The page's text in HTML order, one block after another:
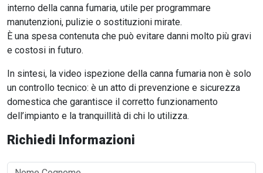
interno della canna fumaria, utile per programmare
manutenzioni, pulizie o sostituzioni mirate.
È una spesa contenuta che può evitare danni molto più gravi
e costosi in futuro.
In sintesi, la video ispezione della canna fumaria non è solo
un controllo tecnico: è un atto di prevenzione e sicurezza
domestica che garantisce il corretto funzionamento
dell’impianto e la tranquillità di chi lo utilizza.
Richiedi Informazioni